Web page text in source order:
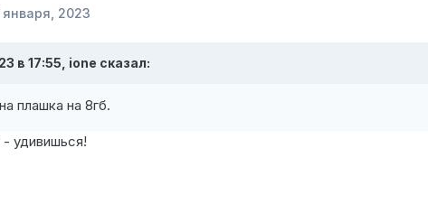
января, 2023
в 17:55, ione сказал:
плашка на 8гб.
удивишься!